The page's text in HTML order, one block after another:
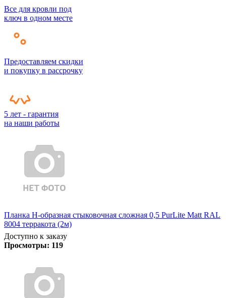
Все для кровли под
ключ в одном месте
Предоставляем скидки
и покупку в рассрочку
5 лет - гарантия
на наши работы
Планка Н-образная стыковочная сложная 0,5 PurLite Matt RAL
8004 терракота (2м)
Доступно к заказу
Просмотры: 119